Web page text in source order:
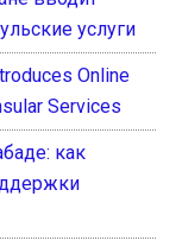
услуги
Online
Services
как